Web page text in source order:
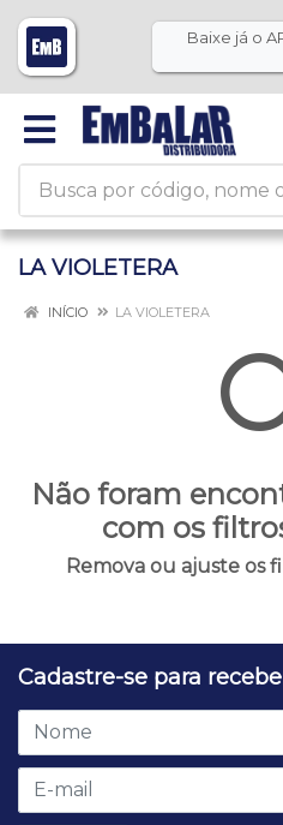
Baixe já o
LA VIOLETERA
INÍCIO LA VIOLETERA
Não foram
com os
Remova ou ajuste os
Cadastre-se para